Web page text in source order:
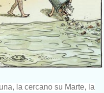
la cercano su Marte, la